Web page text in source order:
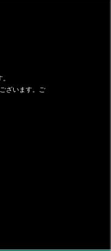
ざいます。ご